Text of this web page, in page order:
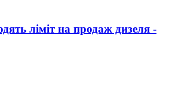
ліміт на продаж дизеля -